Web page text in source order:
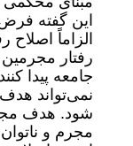
این گفته
الزاماً
رفتار
جامعه پیدا
نمی‌تواند
شود. هدف
مجرم و